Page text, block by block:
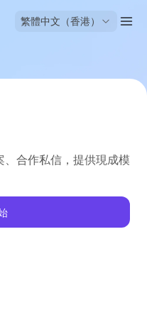
繁體中文（香港）
合作私信，提供現成模